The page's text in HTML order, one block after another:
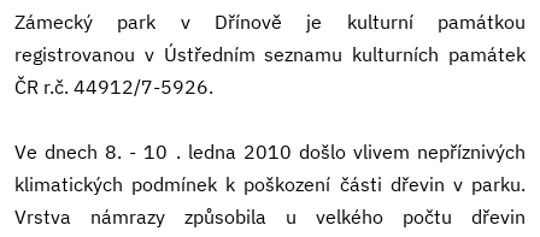
Zámecký park v Dřínově je kulturní památkou
registrovanou v Ústředním seznamu kulturních památek
ČR r.č. 44912/7-5926.
Ve dnech 8. - 10 . ledna 2010 došlo vlivem nepříznivých
klimatických podmínek k poškození části dřevin v parku.
Vrstva námrazy způsobila u velkého počtu dřevin